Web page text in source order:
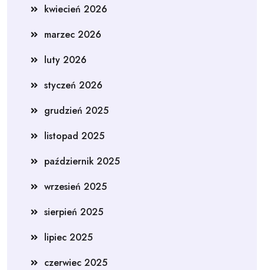
kwiecień 2026
marzec 2026
luty 2026
styczeń 2026
grudzień 2025
listopad 2025
październik 2025
wrzesień 2025
sierpień 2025
lipiec 2025
czerwiec 2025